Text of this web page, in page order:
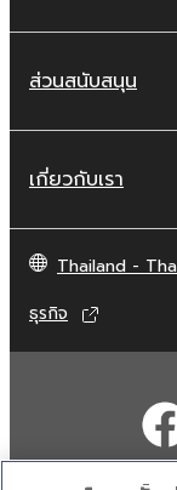
ส่วนสนับสนุน
เกี่ยวกับเรา
Thailand -
ธุรกิจ